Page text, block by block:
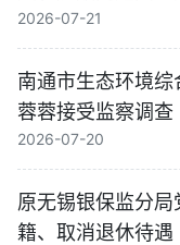
2026-07-21
南通市生态环境
蓉蓉接受监察调查
2026-07-20
原无锡银保监分
籍、取消退休待遇